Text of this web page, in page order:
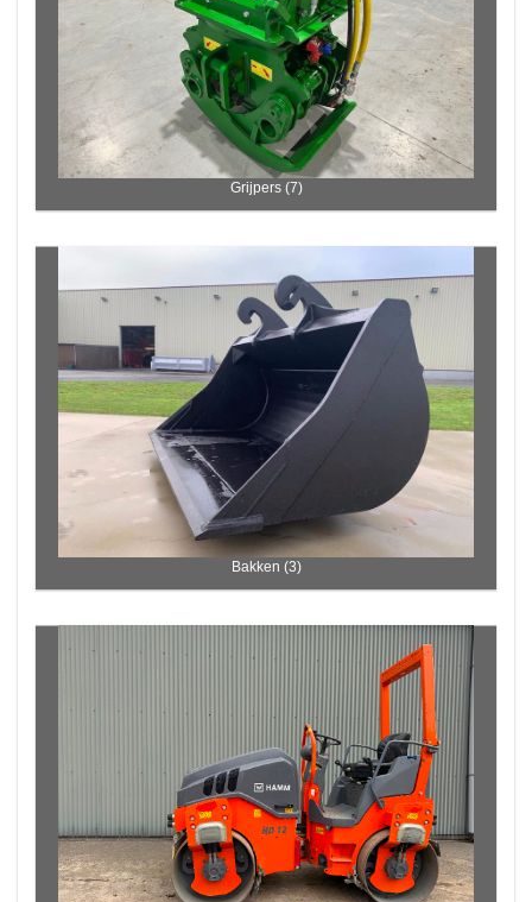
Grijpers (7)
Bakken (3)